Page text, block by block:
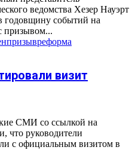
ведомства Хезер Науэрт
годовщину событий на
призывом...
призывреформа
визит
СМИ со ссылкой на
что руководители
с официальным визитом в